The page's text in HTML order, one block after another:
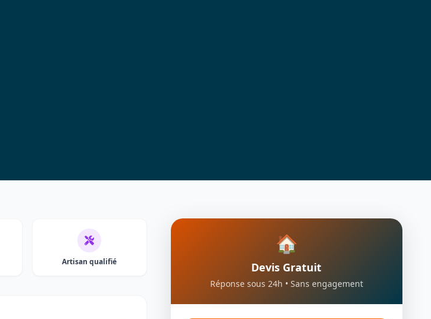
Artisan qualifié
🏠
Devis Gratuit
Réponse sous 24h • Sans engagement